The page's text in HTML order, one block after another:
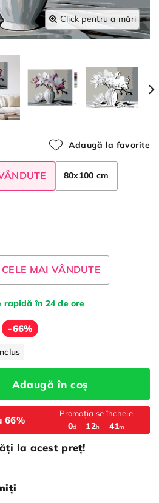
Click pentru a mări
Adaugă la favorite
80x100 cm
CELE MAI VÂNDUTE
rapidă în 24 de ore
-66%
Adaugă în coș
66%
Promoția se încheie
0d 12h 41m
la acest preț!